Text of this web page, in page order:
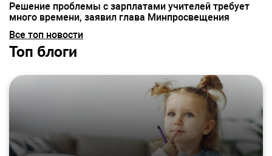
Решение проблемы с зарплатами учителей требует
много времени, заявил глава Минпросвещения
Все топ новости
Топ блоги